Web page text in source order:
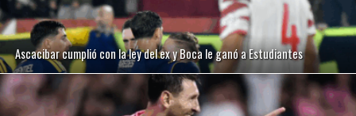
Ascacibar cumplió con la ley del ex y Boca le ganó a Estudiantes